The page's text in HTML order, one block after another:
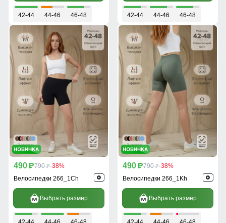
42-44 44-46 46-48 42-44 44-46 46-48
490 p790 p-38%
Велосипедки 266_1Ch
Выбрать размер
490 p790 p-38%
Велосипедки 266_1Kh
Выбрать размер